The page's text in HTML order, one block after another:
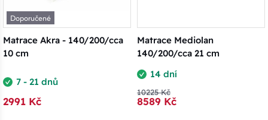
Doporučené
Matrace Akra - 140/200/cca
10 cm
7 - 21 dnů
2991 Kč
Matrace Mediolan
140/200/cca 21 cm
14 dní
10225 Kč
8589 Kč